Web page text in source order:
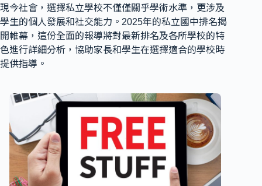
現今社會，選擇私立學校不僅僅關乎學術水準，更涉及
學生的個人發展和社交能力。2025年的私立國中排名揭
開帷幕，這份全面的報導將對最新排名及各所學校的特
色進行詳細分析，協助家長和學生在選擇適合的學校時
提供指導。